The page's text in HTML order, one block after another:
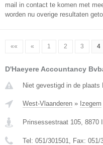
mail in contact te komen met
worden nu overige resultaten
«« « 1 2 3 4
D'Haeyere Accountancy
Niet gevestigd in de
West-Vlaanderen » Izegem
Prinsessestraat 105, 8870
Tel: 051/301501, Fax: 051/